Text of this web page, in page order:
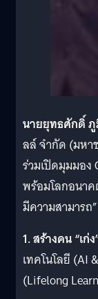
นายยุทธศักดิ์
ลล์ จำกัด (มหาช
ร่วมเปิดมุมมอง
พร้อมโลกอนาค
มีความสามารถ”
1. สร้างคน “เก่ง
เทคโนโลยี (AI
(Lifelong